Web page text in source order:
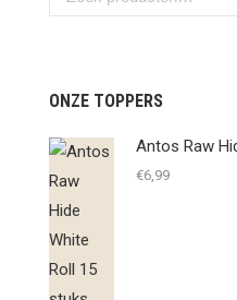
ONZE TOPPERS
Antos Raw
€6,99